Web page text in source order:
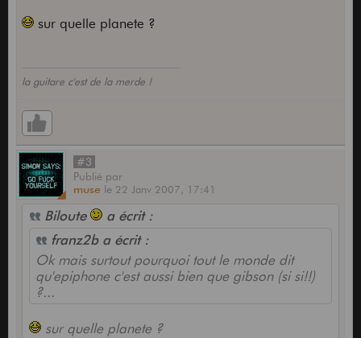
sur quelle planete ?
la guitare c'est de la merde !
#3
Publié par
muse le 22 Janv 2007, 17:41
Biloute
a écrit :
franz2b a écrit :
Ok mais surtout pourquoi tout le monde dit
qu'epiphone c'est aussi bien que gibson (si si!!)
?...
sur quelle planete ?